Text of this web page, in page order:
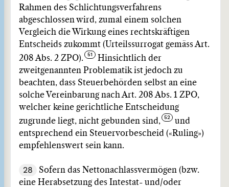
Rahmen des Schlichtungsverfahrens
abgeschlossen wird, zumal einem solchen
Vergleich die Wirkung eines rechtskräftigen
Entscheids zukommt (Urteilssurrogat gemäss Art.
208 Abs. 2 ZPO).
Hinsichtlich der
zweitgenannten Problematik ist jedoch zu
beachten, dass Steuerbehörden selbst an eine
solche Vereinbarung nach Art. 208 Abs. 1 ZPO,
welcher keine gerichtliche Entscheidung
zugrunde liegt, nicht gebunden sind,
und
entsprechend ein Steuervorbescheid («Ruling»)
empfehlenswert sein kann.
28
Sofern das Nettonachlassvermögen (bzw.
eine Herabsetzung des Intestat- und/oder